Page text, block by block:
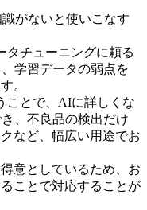
がないと使いこなす
タチューニングに頼る
学習データの弱点を
。
ことで、AIに詳しくな
、不良品の検出だけ
など、幅広い用途でお
意としているため、お
ことで対応することが